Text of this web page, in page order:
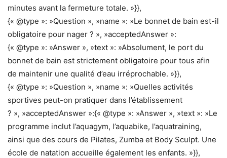
minutes avant la fermeture totale. »}},
{« @type »: »Question », »name »: »Le bonnet de bain est-il
obligatoire pour nager ? », »acceptedAnswer »:
{« @type »: »Answer », »text »: »Absolument, le port du
bonnet de bain est strictement obligatoire pour tous afin
de maintenir une qualité d’eau irréprochable. »}},
{« @type »: »Question », »name »: »Quelles activités
sportives peut-on pratiquer dans l’établissement
? », »acceptedAnswer »:{« @type »: »Answer », »text »: »Le
programme inclut l’aquagym, l’aquabike, l’aquatraining,
ainsi que des cours de Pilates, Zumba et Body Sculpt. Une
école de natation accueille également les enfants. »}},